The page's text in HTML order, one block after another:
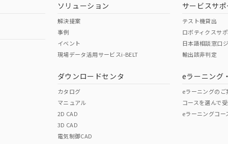
ソリューション
解決提案
事例
イベント
現場データ活用サービスi-BELT
ダウンロードセンタ
カタログ
マニュアル
2D CAD
3D CAD
電気制御CAD
サービスサポ
テスト機貸出
ロボティクスサ
日本語相談窓口
輸出該非判定
eラーニング
eラーニングのご
コースを選んで
eラーニングコー